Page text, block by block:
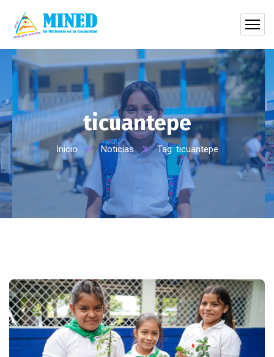
ticuantepe
Inicio Noticias Tag: ticuantepe